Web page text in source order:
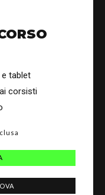
tablet
corsisti